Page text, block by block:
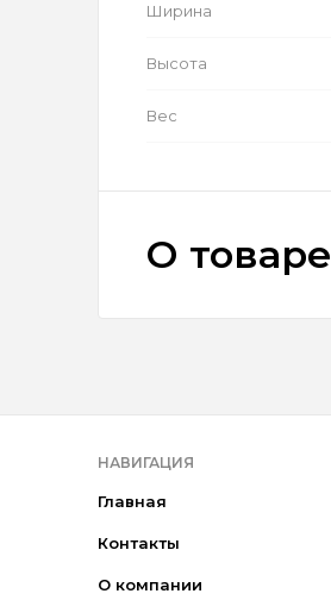
Ширина
Высота
Вес
О товаре
НАВИГАЦИЯ
Главная
Контакты
О компании